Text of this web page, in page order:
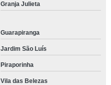
Granja Julieta
Guarapiranga
Jardim São Luís
Piraporinha
Vila das Belezas